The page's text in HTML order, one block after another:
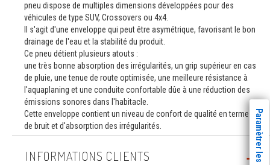
pneu dispose de multiples dimensions développées pour des
véhicules de type SUV, Crossovers ou 4x4.
Il s'agit d'une enveloppe qui peut être asymétrique, favorisant le bon
drainage de l'eau et la stabilité du produit.
Ce pneu détient plusieurs atouts :
une très bonne absorption des irrégularités, un grip supérieur en cas
de pluie, une tenue de route optimisée, une meilleure résistance à
l'aquaplaning et une conduite confortable dûe à une réduction des
émissions sonores dans l'habitacle.
Cette enveloppe contient un niveau de confort de qualité en termes
de bruit et d'absorption des irrégularités.
INFORMATIONS CLIENTS